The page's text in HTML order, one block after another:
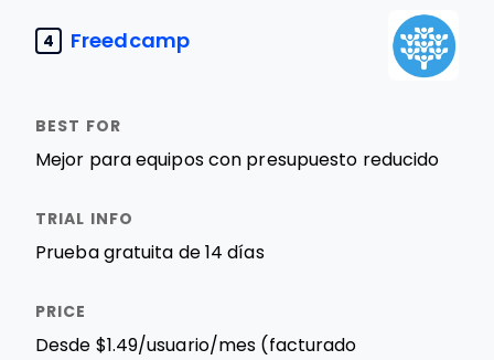
4 Freedcamp
Mejor para equipos con presupuesto reducido
Prueba gratuita de 14 días
Desde $1.49/usuario/mes (facturado